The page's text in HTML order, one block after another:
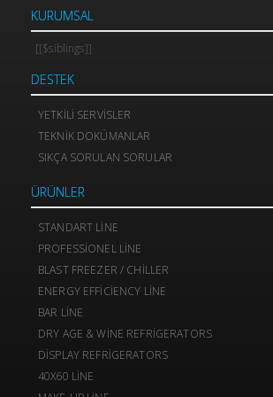
KURUMSAL
[[$siblings]]
DESTEK
YETKILI SERVISLER
TEKNIK DOKÜMANLAR
SIKÇA SORULAN SORULAR
ÜRÜNLER
STANDART LINE
PROFESSIONEL LINE
BLAST FREEZER / CHILLER
ENERGY EFFICIENCY LINE
BAR LINE
DRY AGE & WINE REFRIGERATORS
DISPLAY REFRIGERATORS
40X60 LINE